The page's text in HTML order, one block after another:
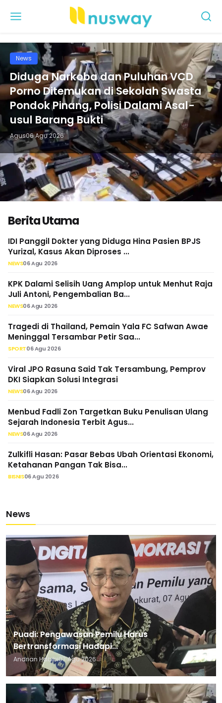
Nusway
News
Diduga Narkoba dan Puluhan VCD
Porno Ditemukan di Sekolah Swasta
Pondok Pinang, Polisi Dalami Asal-
usul Barang Bukti
Agus06 Agu 2026
News
Pemilu Harus
Bertransformasi
Hadapi Era Digital...
Puluhan VCD Porno
Ditemukan di Sekolah
Berita Utama
IDI Panggil Dokter yang Diduga Hina Pasien BPJS
Yurizal, Kasus Akan Diproses ...
NEWS06 Agu 2026
KPK Dalami Selisih Uang Amplop untuk Menhut Raja
Juli Antoni, Pengembalian Ba...
NEWS06 Agu 2026
Tragedi di Thailand, Pemain Yala FC Safwan Awae
Meninggal Tersambar Petir Saa...
SPORT06 Agu 2026
Viral JPO Rasuna Said Tak Tersambung, Pemprov
DKI Siapkan Solusi Integrasi
NEWS06 Agu 2026
Menbud Fadli Zon Targetkan Buku Penulisan Ulang
Sejarah Indonesia Terbit Agus...
NEWS06 Agu 2026
Zulkifli Hasan: Pasar Bebas Ubah Orientasi Ekonomi,
Ketahanan Pangan Tak Bisa...
BISNIS06 Agu 2026
News
Puadi: Pengawasan Pemilu Harus
Bertransformasi Hadapi...
Andrian Habibi07 Agu 2026